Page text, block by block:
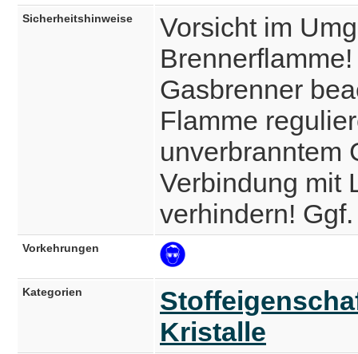
Sicherheitshinweise
Vorsicht im
Gasbrenner
Flamme
unverbranntem
Verbindung mit
verhindern!
Vorkehrungen
Kategorien
Kristalle